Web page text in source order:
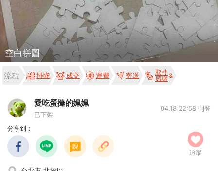
空白拼圖
流程 排隊 成交 運費 寄送
取件
感謝
愛吃蛋撻的姵姵
已下架
04.18 22:58 刊登
分享到：
追蹤